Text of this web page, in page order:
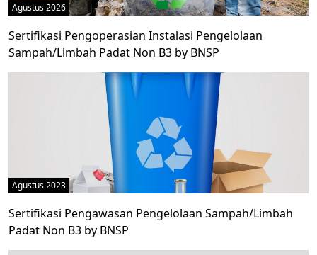
Agustus 2026
Sertifikasi Pengoperasian Instalasi Pengelolaan
Sampah/Limbah Padat Non B3 by BNSP
Agustus 2023
Sertifikasi Pengawasan Pengelolaan Sampah/Limbah
Padat Non B3 by BNSP